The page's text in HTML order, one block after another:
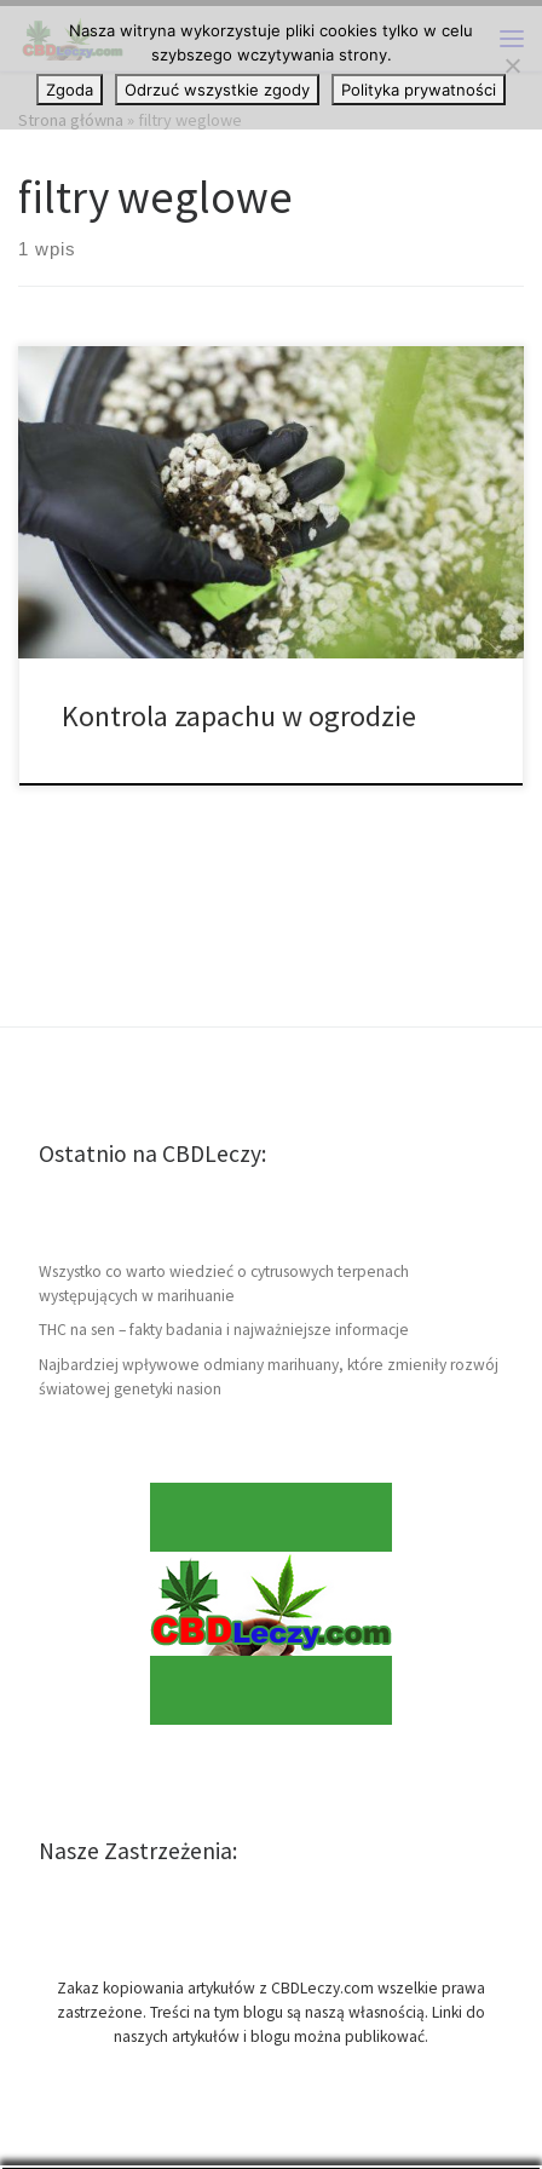
Przejdź do treści
Strona główna » filtry weglowe
filtry weglowe
1 wpis
Intensywny zapach cannabis jest czymś, co powinno być
celebrowane przez wielu hodowców, ale niestety zapach może
przyciągać niepożądaną uwagę do ogrodu. Na szczęście,
opracowano techniki kontroli zapachu dla hodowców, którzy
potrzebują się go pozbyć lub posiadają wścibskich sąsiadów.
Dzisiaj omówimy w artykule niektóre z nich – i mamy nadzieję, że
[…]
Kontrola zapachu w ogrodzie
Ostatnio na CBDLeczy:
Wszystko co warto wiedzieć o cytrusowych terpenach
występujących w marihuanie
THC na sen – fakty badania i najważniejsze informacje
Najbardziej wpływowe odmiany marihuany, które zmieniły rozwój
światowej genetyki nasion
Nasze Zastrzeżenia:
Zakaz kopiowania artykułów z CBDLeczy.com wszelkie prawa
zastrzeżone. Treści na tym blogu są naszą własnością. Linki do
naszych artykułów i blogu można publikować.
Nasza witryna wykorzystuje pliki cookies tylko w celu
szybszego wczytywania strony.
Zgoda
Odrzuć wszystkie zgody Polityka prywatności